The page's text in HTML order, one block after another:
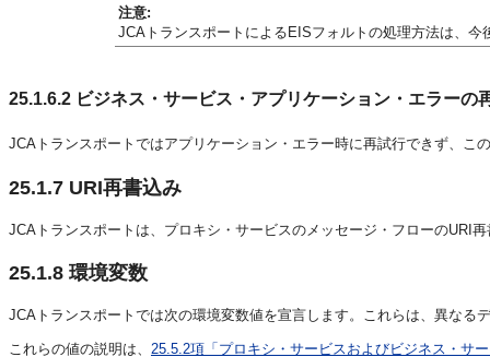
注意:
JCAトランスポートによるEISフォルトの処理方法は、
25.1.6.2 ビジネス・サービス・アプリケーション・エラーの
JCAトランスポートではアプリケーション・エラー時に再試行できず、
25.1.7 URI再書込み
JCAトランスポートは、プロキシ・サービスのメッセージ・フローのURI
25.1.8 環境変数
JCAトランスポートでは次の環境変数値を宣言します。これらは、異な
これらの値の説明は、 25.5.2項「プロキシ・サービスおよびビジネス・サ